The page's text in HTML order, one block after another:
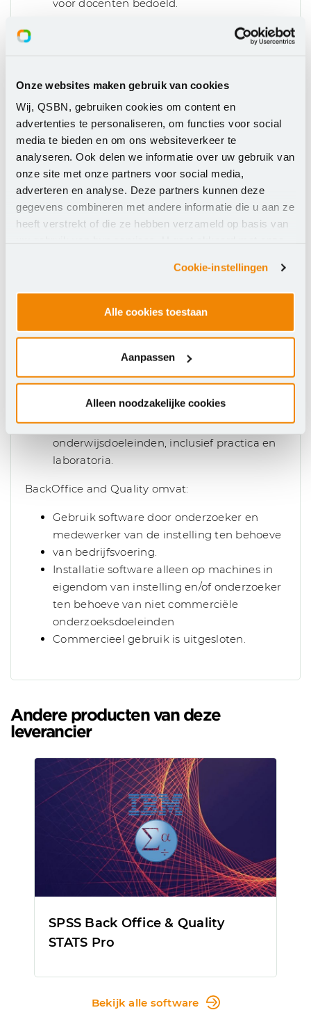
Onze websites maken gebruik van cookies
Wij, QSBN, gebruiken cookies om content en
advertenties te personaliseren, om functies voor social
media te bieden en om ons websiteverkeer te
analyseren. Ook delen we informatie over uw gebruik van
onze site met onze partners voor social media,
adverteren en analyse. Deze partners kunnen deze
gegevens combineren met andere informatie die u aan ze
heeft verstrekt of die ze hebben verzameld op basis van
Cookie-instellingen
Alle cookies toestaan
Aanpassen
Alleen noodzakelijke cookies
voor docenten bedoeld.
conform onderstaande vermelde situaties
Overeenkomst beschikbaar komende
nieuwe (platform)versies van de
Programmatuur vallen onder de werking
van deze Overeenkomst.
Alle prijzen worden jaarlijks per 1 juli met
3% verhoogd.
Education, omvat:
Gebruik software door student/leerling voor
behalen van studiepunten
Gebruik software door student/leerling voor
Installatie software alleen op machines in
eigendom van instelling ten behoeve van
onderwijsdoeleinden, inclusief practica en
laboratoria.
BackOffice and Quality omvat:
Gebruik software door onderzoeker en
medewerker van de instelling ten behoeve
van bedrijfsvoering.
Installatie software alleen op machines in
eigendom van instelling en/of onderzoeker
ten behoeve van niet commerciële
onderzoeksdoeleinden
Commercieel gebruik is uitgesloten.
Andere producten van deze
leverancier
SPSS Back Office & Quality
STATS Pro
Bekijk alle software